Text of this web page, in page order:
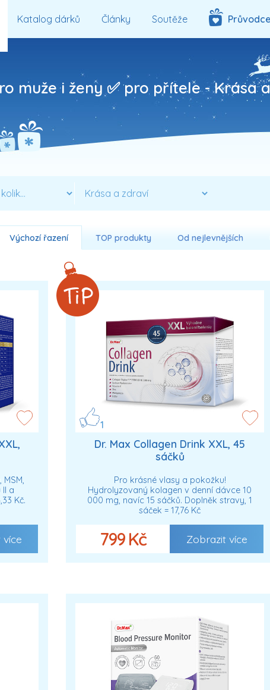
Katalog dárků Články Soutěže
muže i ženy ✅ pro přítele -Krása
Výchozí řazení TOP produkty Od nejlevnějších
a
Kč.
více
1
Dr. Max Collagen Drink XXL, 45
sáčků
Pro krásné vlasy a pokožku!
Hydrolyzovaný kolagen v denní dávce 10
000 mg, navíc 15 sáčků. Doplněk stravy, 1
sáček = 17,76 Kč
799 Kč Zobrazit více